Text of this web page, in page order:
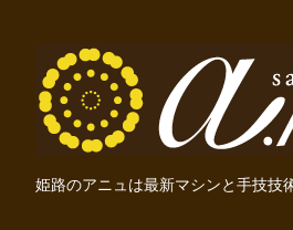
姫路のアニュは最新マシンと手技技